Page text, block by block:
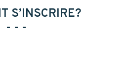
S’INSCRIRE?
- - -